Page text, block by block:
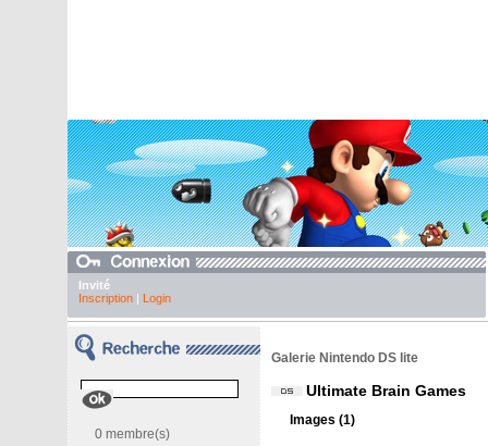
Invité
Inscription| Login
0 membre(s)
Galerie Nintendo DS lite
Ultimate Brain Games
Images (1)